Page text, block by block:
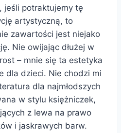
jeśli potraktujemy tę
artystyczną, to
zawartości jest niejako
Nie owijając dłużej w
– mnie się ta estetyka
dla dzieci. Nie chodzi mi
dla najmłodszych
w stylu księżniczek,
z lewa na prawo
i jaskrawych barw.